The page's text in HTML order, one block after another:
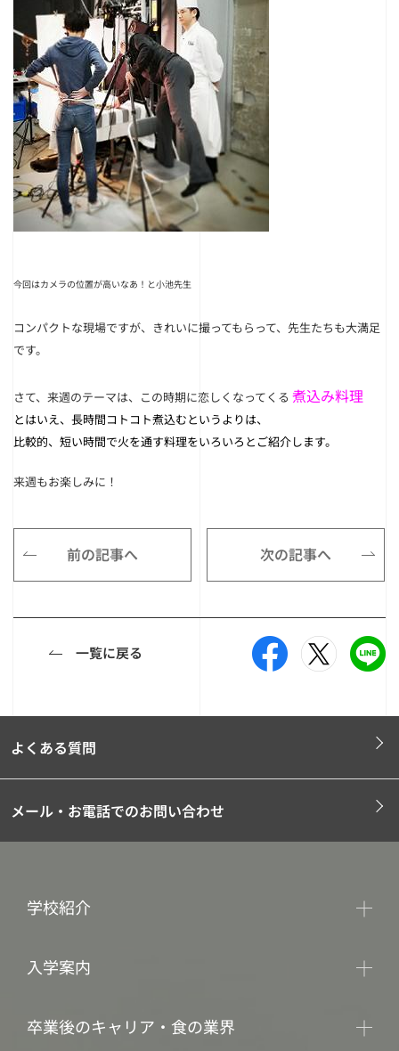
今回はカメラの位置が高いなあ！と小池先生
コンパクトな現場ですが、きれいに撮ってもらって、先生たちも大満足
です。
さて、来週のテーマは、この時期に恋しくなってくる 煮込み料理
とはいえ、長時間コトコト煮込むというよりは、
比較的、短い時間で火を通す料理をいろいろとご紹介します。
来週もお楽しみに！
前の記事へ 次の記事へ
一覧に戻る
よくある質問
メール・お電話でのお問い合わせ
学校紹介
入学案内
卒業後のキャリア・食の業界